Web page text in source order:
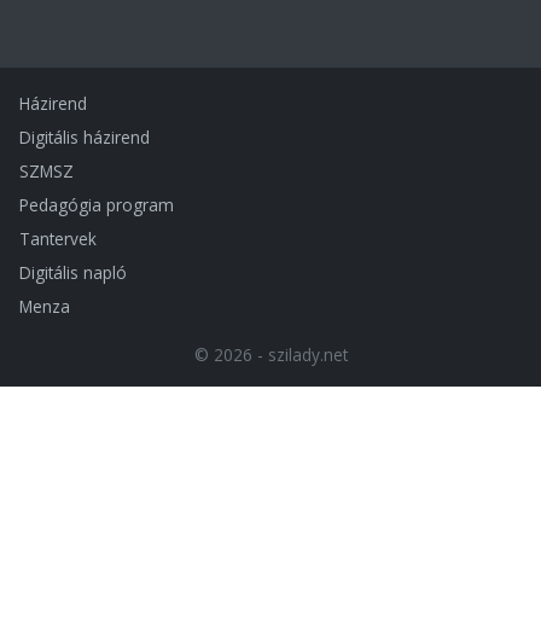
© 2026 - szilady.net
Házirend
Digitális házirend
SZMSZ
Pedagógia program
Tantervek
Digitális napló
Menza